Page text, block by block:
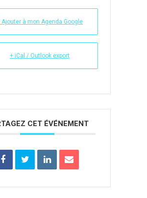
Ajouter à mon Agenda Google
+ iCal / Outlook export
CET ÉVÉNEMENT